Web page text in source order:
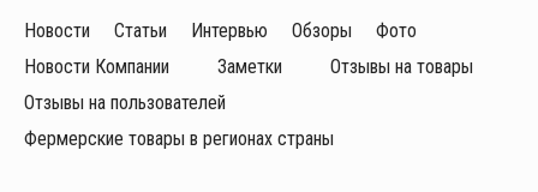
Новости
Статьи Интервью Обзоры
Фото
Новости Компании
Заметки
Отзывы на товары
Отзывы на пользователей
Фермерские товары в регионах страны